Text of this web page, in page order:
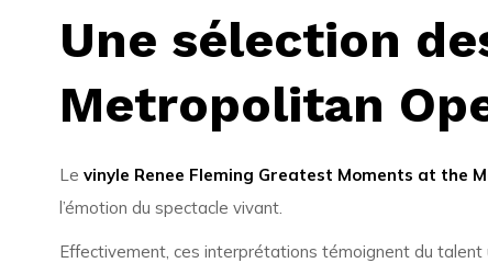
Une sélection
Metropolitan
Le vinyle Renee Fleming Greatest Moments at the
l’émotion du spectacle vivant.
Effectivement, ces interprétations témoignent du